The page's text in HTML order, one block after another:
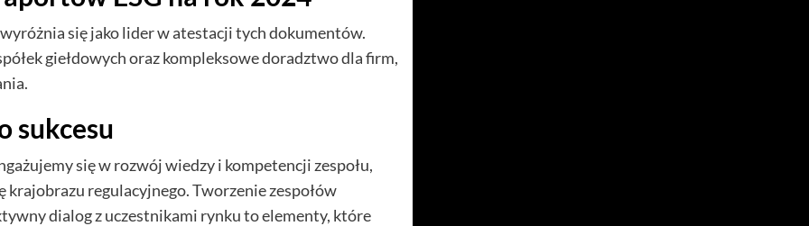
się jako lider w atestacji tych dokumentów.
giełdowych oraz kompleksowe doradztwo dla firm,
sukcesu
się w rozwój wiedzy i kompetencji zespołu,
krajobrazu regulacyjnego. Tworzenie zespołów
dialog z uczestnikami rynku to elementy, które